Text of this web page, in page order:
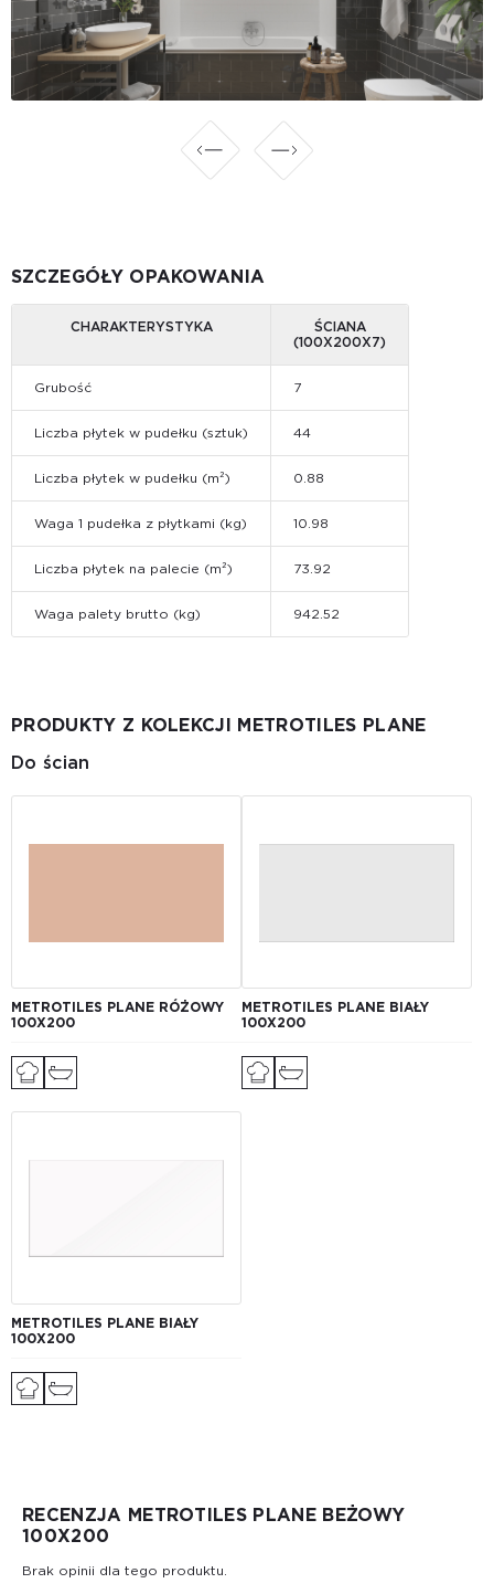
SZCZEGÓŁY OPAKOWANIA
CHARAKTERYSTYKA
ŚCIANA
(100Х200Х7)
Grubość 7
Liczba płytek w pudełku (sztuk) 44
Liczba płytek w pudełku (m²) 0.88
Waga 1 pudełka z płytkami (kg) 10.98
Liczba płytek na palecie (m²) 73.92
Waga palety brutto (kg) 942.52
PRODUKTY Z KOLEKCJI METROTILES PLANE
Do ścian
METROTILES PLANE RÓŻOWY
100X200
METROTILES PLANE BIAŁY
100X200
METROTILES PLANE BIAŁY
100X200
RECENZJA METROTILES PLANE BEŻOWY
100X200
Brak opinii dla tego produktu.